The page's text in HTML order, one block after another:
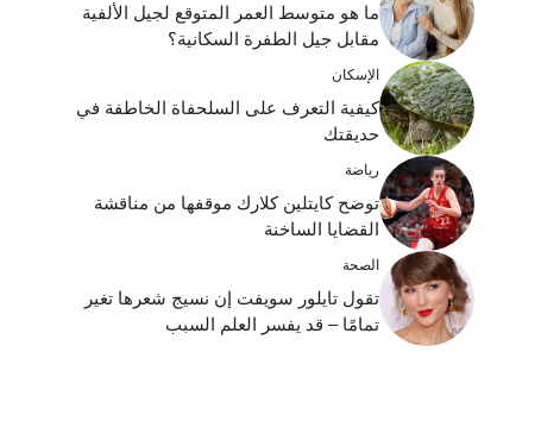
ما هو متوسط ​​العمر المتوقع لجيل الألفية
مقابل جيل الطفرة السكانية؟
الإسكان
كيفية التعرف على السلحفاة الخاطفة في
حديقتك
رياضة
توضح كايتلين كلارك موقفها من مناقشة
القضايا الساخنة
الصحة
تقول تايلور سويفت إن نسيج شعرها تغير
تمامًا – قد يفسر العلم السبب